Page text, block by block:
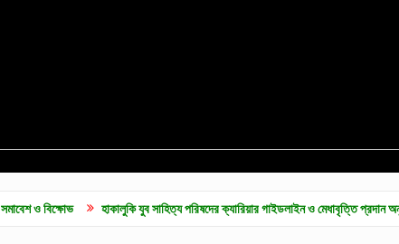
হাকালুকি যুব সাহিত্য পরিষদের ক্যারিয়ার গাইডলাইন ও মেধাবৃত্তি প্রদান অনুষ্ঠান সম্পন্ন